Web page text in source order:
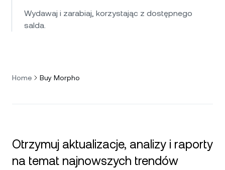
Wydawaj i zarabiaj, korzystając z dostępnego
salda.
Home Buy Morpho
Otrzymuj aktualizacje, analizy i raporty
na temat najnowszych trendów